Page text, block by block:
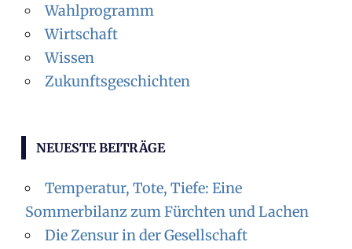
Wahlprogramm
Wirtschaft
Wissen
Zukunftsgeschichten
NEUESTE BEITRÄGE
Temperatur, Tote, Tiefe: Eine
Sommerbilanz zum Fürchten und Lachen
Die Zensur in der Gesellschaft